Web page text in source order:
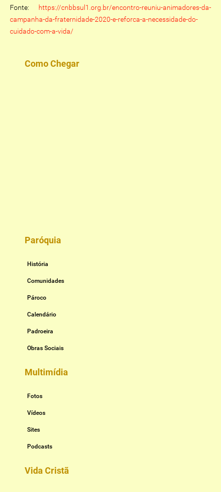
Fonte:
https://cnbbsul1.org.br/encontro-reuniu-animadores-da-
campanha-da-fraternidade-2020-e-reforca-a-necessidade-do-
cuidado-com-a-vida/
Como Chegar
Paróquia
História
Comunidades
Pároco
Calendário
Padroeira
Obras Sociais
Multimídia
Fotos
Vídeos
Sites
Podcasts
Vida Cristã